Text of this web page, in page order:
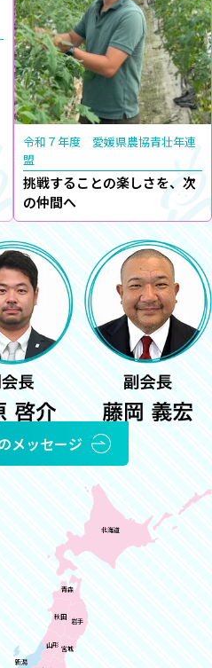
令和７年度 愛媛県農協青壮年連
盟
挑戦することの楽しさを、次
の仲間へ
メッセージ
北海道
青森
岩手
宮城
秋田
山形
新潟